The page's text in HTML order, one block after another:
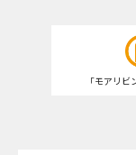
「モアリ